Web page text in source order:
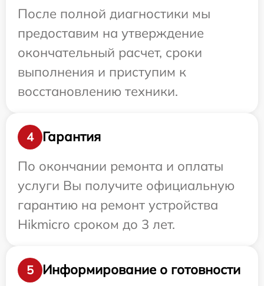
После полной диагностики мы
предоставим на утверждение
окончательный расчет, сроки
выполнения и приступим к
восстановлению техники.
4
Гарантия
По окончании ремонта и оплаты
услуги Вы получите официальную
гарантию на ремонт устройства
Hikmicro сроком до 3 лет.
5
Информирование о готовности